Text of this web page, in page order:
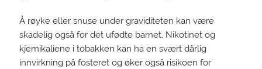
Å røyke eller snuse under graviditeten kan være
skadelig også for det ufødte barnet. Nikotinet og
kjemikaliene i tobakken kan ha en svært dårlig
innvirkning på fosteret og øker også risikoen for